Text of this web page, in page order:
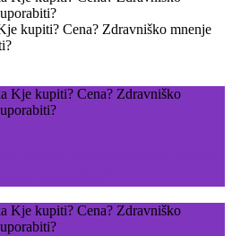
kupiti? Cena? Zdravniško mnenje